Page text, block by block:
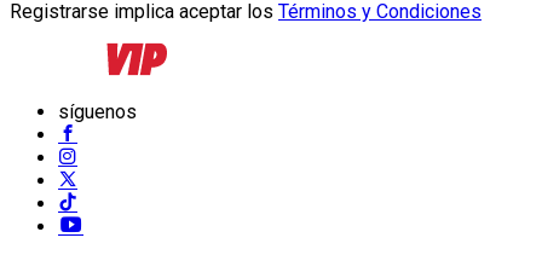
Registrarse implica aceptar los Términos y Condiciones
síguenos